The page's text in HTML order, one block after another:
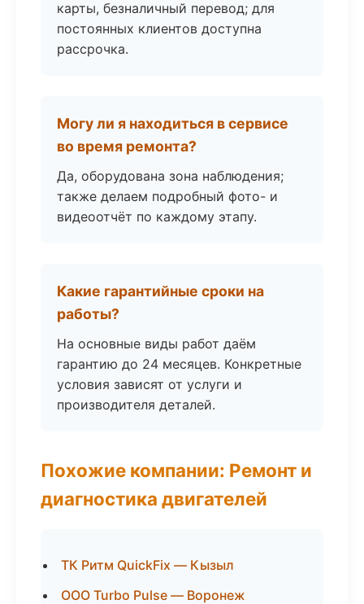
карты, безналичный перевод; для
постоянных клиентов доступна
рассрочка.
Могу ли я находиться в сервисе
во время ремонта?
Да, оборудована зона наблюдения;
также делаем подробный фото- и
видеоотчёт по каждому этапу.
Какие гарантийные сроки на
работы?
На основные виды работ даём
гарантию до 24 месяцев. Конкретные
условия зависят от услуги и
производителя деталей.
Похожие компании: Ремонт и
диагностика двигателей
ТК Ритм QuickFix — Кызыл
ООО Turbo Pulse — Воронеж